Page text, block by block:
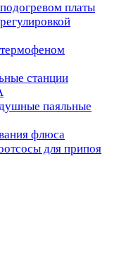
платы
станции
паяльные
флюса
для припоя